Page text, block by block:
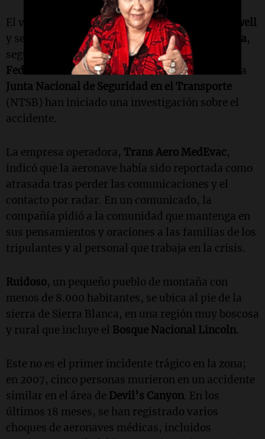
El vuelo había despegado delCentro Aéreo Roswell
y se dirigía al
Aeropuerto Regional Sierra Blanca,
según un comunicado de laAdministración
Federal de Aviación(FAA). Tanto la FAA como la
Junta Nacional de Seguridad en el Transporte
(NTSB) han iniciado una investigación sobre el
accidente.
La empresa operadora, Trans Aero MedEvac,
indicó que la aeronave había sido reportada como
atrasada tras perder las comunicaciones y el
contacto por radar. En un comunicado, la
compañía pidió a la comunidad que mantenga en
sus pensamientos y oraciones a las familias de los
tripulantes y al personal que trabaja en la crisis.
Ruidoso, un pequeño pueblo de montaña con
menos de 8.000 habitantes, se ubica al pie de la
sierra de Sierra Blanca, en una región muy boscosa
y rural que incluye el Bosque Nacional Lincoln.
Este no es el primer incidente trágico en la zona;
en 2007, cinco personas murieron en un accidente
similar en el área de Devil’s Canyon. En los
últimos 18 meses, se han registrado varios
choques de aeronaves médicas, incluidos